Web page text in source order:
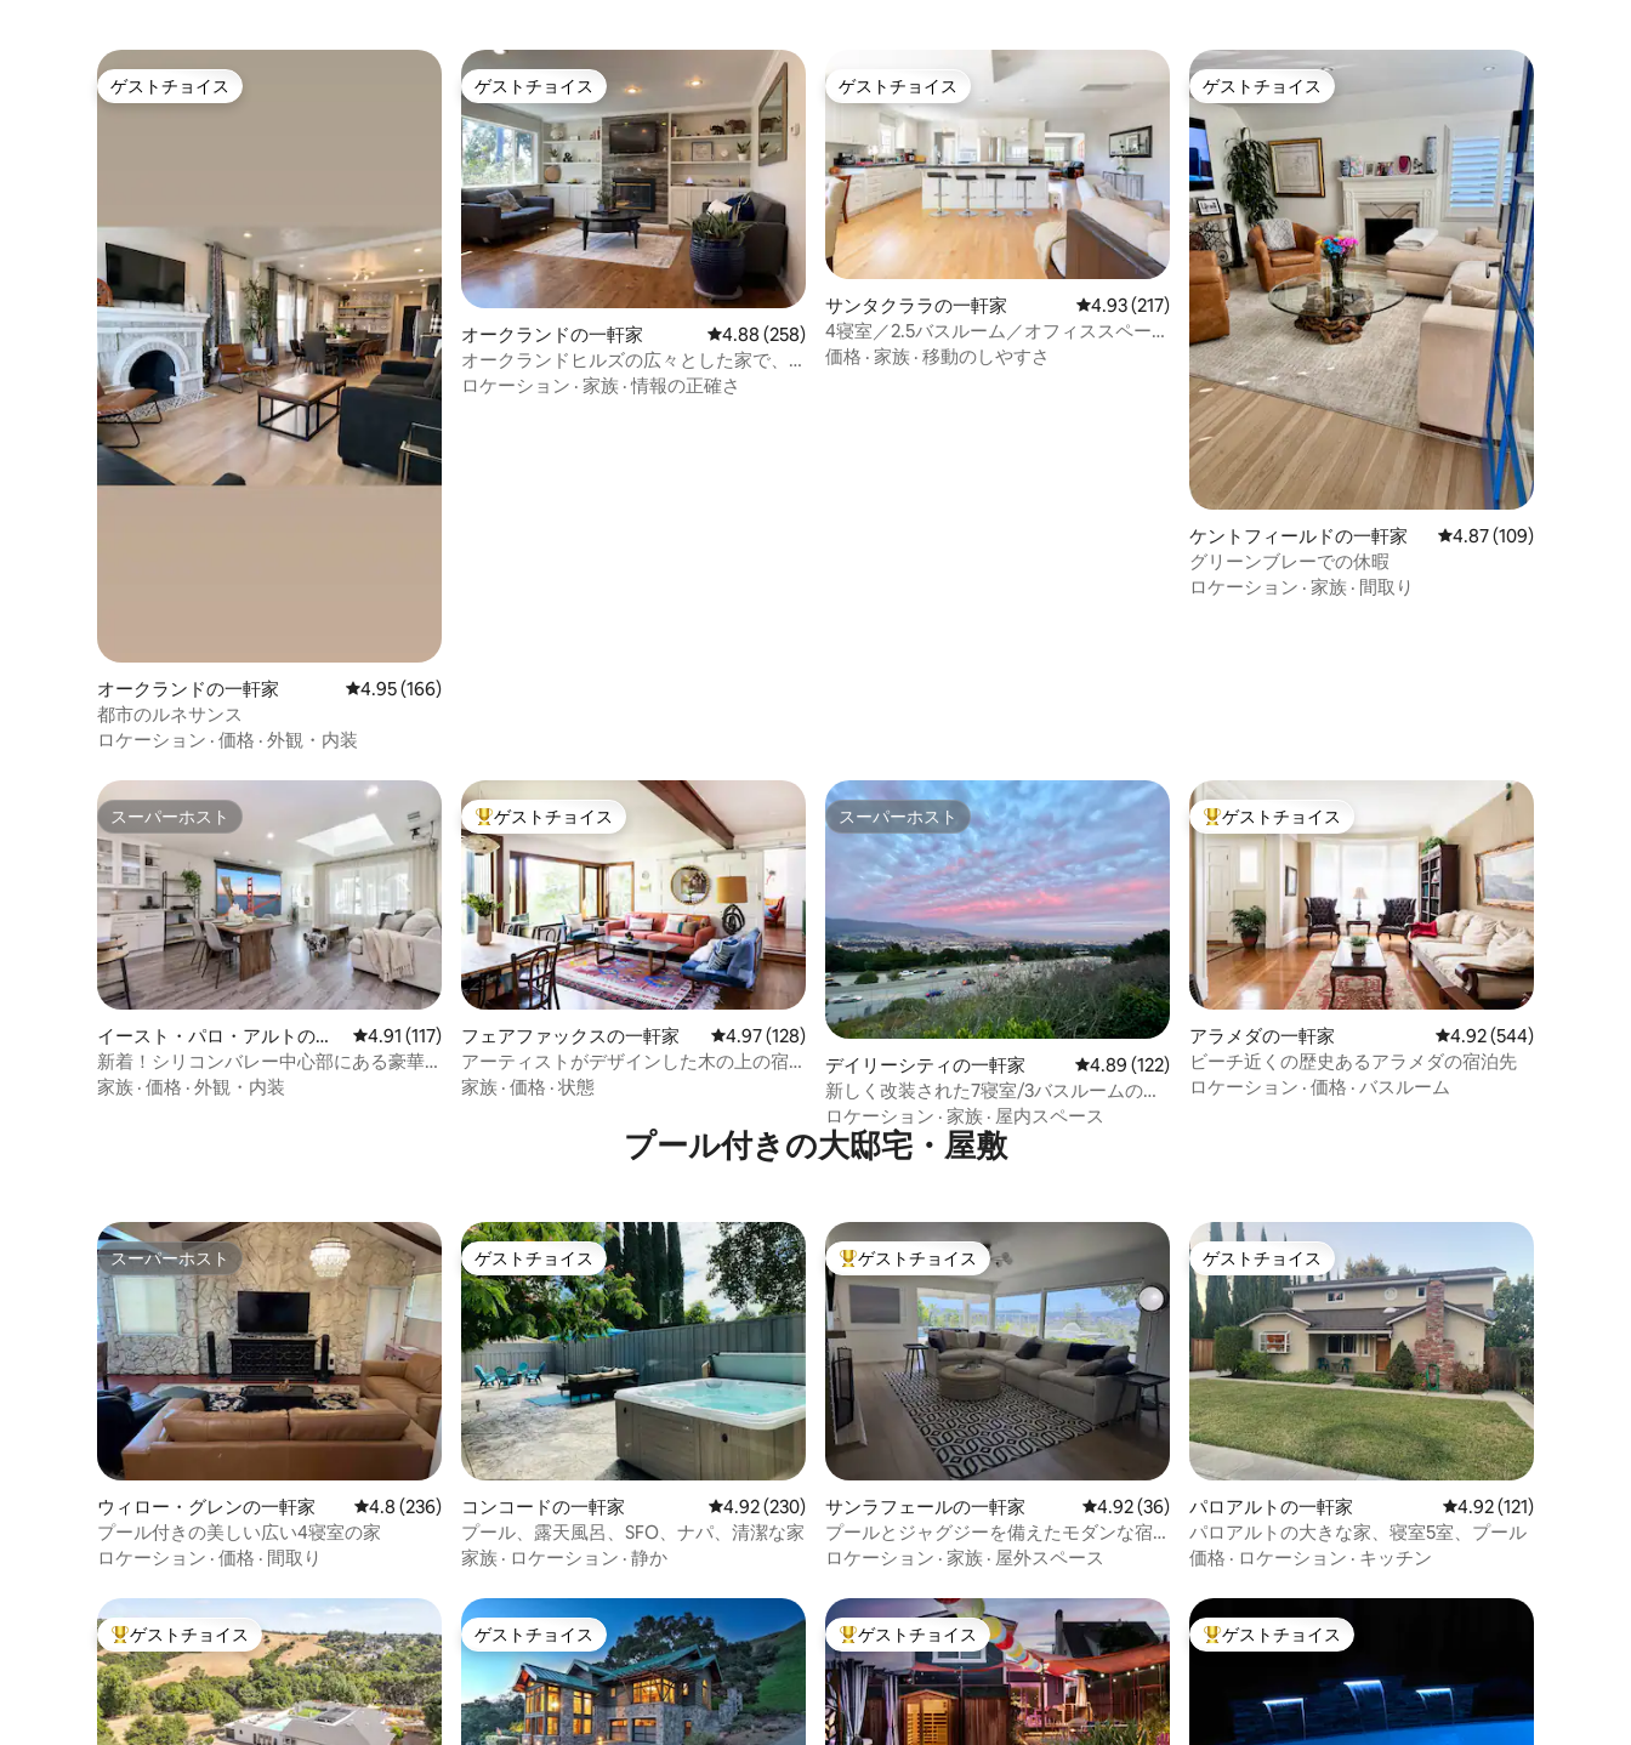
ゲストチョイス
ゲストチョイス
オークランドの一軒家 レビュー166件、5つ星中4.95つ星の平均評価
4.95 (166)
都市のルネサンス
ロケーション · 価格 · 外観・内装
ゲストチョイス
ゲストチョイス
オークランドの一軒家 レビュー258件、5つ星中4.88つ星の平均評価
4.88 (258)
オークランドヒルズの広々とした家で、
穏やかな景色を楽しめます
ロケーション · 家族 ·情報の正確さ
ゲストチョイス
ゲストチョイス
サンタクララの一軒家 レビュー217件、5つ星中4.93つ星の平均評価
4.93 (217)
4寝室／2.5バスルーム／オフィススペース
／オープンプラン／広い裏庭
価格 · 家族 · 移動のしやすさ
ゲストチョイス
ゲストチョイス
ケントフィールドの一軒家 レビュー109件、5つ
4.87 (109)
グリーンブレーでの休暇
ロケーション · 家族 · 間取り
スーパーホスト
スーパーホスト
イースト・パロ・アルトの一
軒家
レビュー117件、5つ星中4.91つ星の平均評価
4.91 (117)
新着！シリコンバレー中心部にある豪華
でモダンな4寝室
家族 · 価格 · 外観・内装
大好評のゲストチョイスです。
ゲストチョイス
フェアファックスの一軒家 レビュー128件、5つ星中4.97つ星の平均評価
4.97 (128)
アーティストがデザインした木の上の宿
泊先
家族 · 価格 · 状態
スーパーホスト
スーパーホスト
デイリーシティの一軒家 レビュー122件、5つ星中4.89つ星の平均評価
4.89 (122)
新しく改装された7寝室/3バスルームの貸
切の家-デッキからの眺め！
ロケーション · 家族 · 屋内スペース
大好評のゲストチョイスです。
ゲストチョイス
アラメダの一軒家 レビュー544件、5つ星
4.92 (544)
ビーチ近くの歴史あるアラメダの宿泊先
ロケーション · 価格 · バスルーム
プール付きの大邸宅・屋敷
スーパーホスト
スーパーホスト
ウィロー・グレンの一軒家 レビュー236件、5つ星中4.8つ星の平均評価
4.8 (236)
プール付きの美しい広い4寝室の家
ロケーション · 価格 · 間取り
ゲストチョイス
ゲストチョイス
コンコードの一軒家 レビュー230件、5つ星中4.92つ星の平均評価
4.92 (230)
プール、露天風呂、SFO、ナパ、清潔な家
家族 · ロケーション · 静か
大好評のゲストチョイスです。
ゲストチョイス
サンラフェールの一軒家 レビュー36件、5つ星中4.92つ星の平均評価
4.92 (36)
プールとジャグジーを備えたモダンな宿
泊先、タマルパイス山の眺望
ロケーション · 家族 · 屋外スペース
ゲストチョイス
ゲストチョイス
パロアルトの一軒家 レビュー121件、5つ
4.92 (121)
パロアルトの大きな家、寝室5室、プール
価格 · ロケーション · キッチン
大好評のゲストチョイスです。
ゲストチョイス ゲストチョイス
ゲストチョイス 大好評のゲストチョイスです。
ゲストチョイス 大好評のゲストチョイスです。
ゲストチョイス